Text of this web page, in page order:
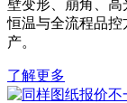
壁变形、崩角、高
恒温与全流程品
产。
了解更多